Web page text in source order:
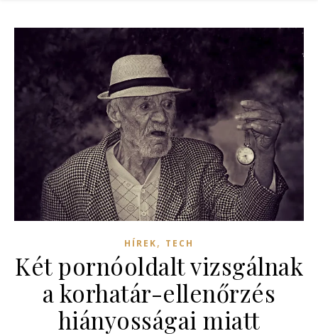
HÍREK, TECH
Két pornóoldalt vizsgálnak
a korhatár-ellenőrzés
hiányosságai miatt